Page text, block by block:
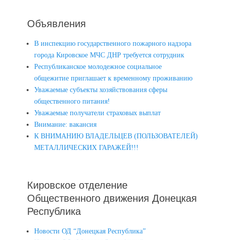
Объявления
В инспекцию государственного пожарного надзора
города Кировское МЧС ДНР требуется сотрудник
Республиканское молодежное социальное
общежитие приглашает к временному проживанию
Уважаемые субъекты хозяйствования сферы
общественного питания!
Уважаемые получатели страховых выплат
Внимание: вакансия
К ВНИМАНИЮ ВЛАДЕЛЬЦЕВ (ПОЛЬЗОВАТЕЛЕЙ)
МЕТАЛЛИЧЕСКИХ ГАРАЖЕЙ!!!
Кировское отделение
Общественного движения Донецкая
Республика
Новости ОД “Донецкая Республика”